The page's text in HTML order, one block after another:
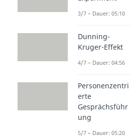
3/7 – Dauer: 05:10
Dunning-
Kruger-Effekt
4/7 – Dauer: 04:56
Personenzentri
erte
Gesprächsführ
ung
5/7 – Dauer: 05:20